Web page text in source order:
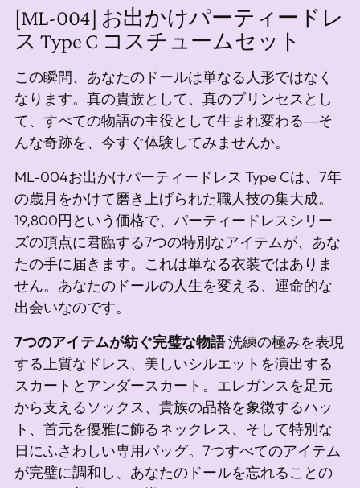
カ
ー
ト
に
追
加
し
い
ま
す
[ML-004] お出かけパーティードレ
ス Type C コスチュームセット
この瞬間、あなたのドールは単なる人形ではなく
なります。真の貴族として、真のプリンセスとし
て、すべての物語の主役として生まれ変わる―そ
んな奇跡を、今すぐ体験してみませんか。
ML-004お出かけパーティードレス Type Cは、7年
の歳月をかけて磨き上げられた職人技の集大成。
19,800円という価格で、パーティードレスシリー
ズの頂点に君臨する7つの特別なアイテムが、あな
たの手に届きます。これは単なる衣装ではありま
せん。あなたのドールの人生を変える、運命的な
出会いなのです。
7つのアイテムが紡ぐ完璧な物語洗練の極みを表現
する上質なドレス、美しいシルエットを演出する
スカートとアンダースカート。エレガンスを足元
から支えるソックス、貴族の品格を象徴するハッ
ト、首元を優雅に飾るネックレス、そして特別な
日にふさわしい専用バッグ。7つすべてのアイテム
が完璧に調和し、あなたのドールを忘れることの